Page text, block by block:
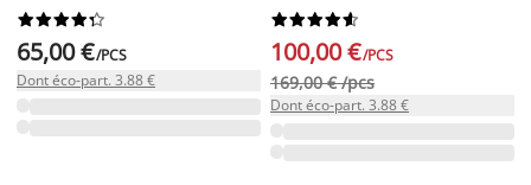






65,00 €/PCS
Dont éco-part. 3.88 €






100,00 €/PCS
169,00 € /pcs
Dont éco-part. 3.88 €